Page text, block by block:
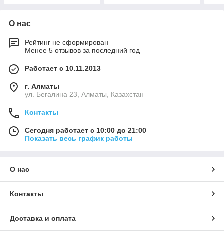
О нас
Рейтинг не сформирован
Менее 5 отзывов за последний год
Работает с 10.11.2013
г. Алматы
ул. Бегалина 23, Алматы, Казахстан
Контакты
Сегодня работает с 10:00 до 21:00
Показать весь график работы
О нас
Контакты
Доставка и оплата